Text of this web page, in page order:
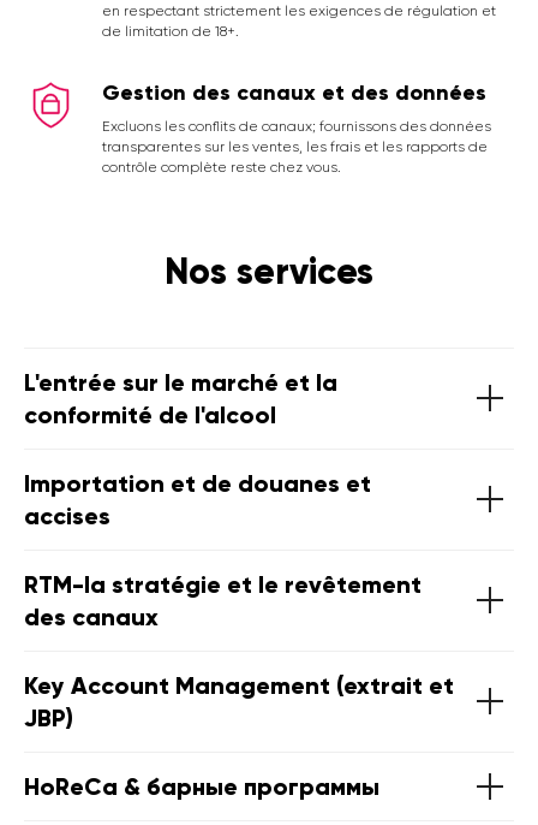
en respectant strictement les exigences de régulation et
de limitation de 18+.
Gestion des canaux et des données
Excluons les conflits de canaux; fournissons des données
transparentes sur les ventes, les frais et les rapports de
contrôle complète reste chez vous.
Nos services
L'entrée sur le marché et la
conformité de l'alcool
Importation et de douanes et
accises
RTM-la stratégie et le revêtement
des canaux
Key Account Management (extrait et
JBP)
HoReCa & барные программы